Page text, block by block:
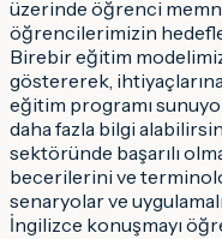
üzerinde öğrenci
öğrencilerimizin
Birebir eğitim
göstererek,
eğitim programı
daha fazla bilgi
sektöründe başarılı
becerilerini ve
senaryolar ve
İngilizce konuşmayı